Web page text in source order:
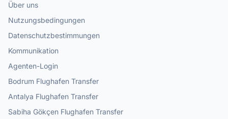
Über uns
Nutzungsbedingungen
Datenschutzbestimmungen
Kommunikation
Agenten-Login
Bodrum Flughafen Transfer
Antalya Flughafen Transfer
Sabiha Gökçen Flughafen Transfer